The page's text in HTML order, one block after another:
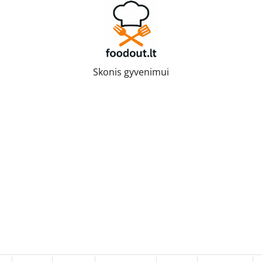
Skonis gyvenimui